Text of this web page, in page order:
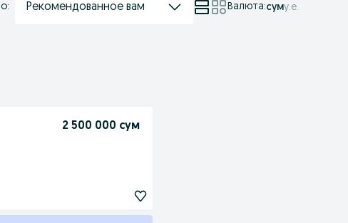
Рекомендованное вам Валюта:суму.е.
2 500 000 сум